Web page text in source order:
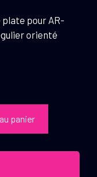
plate pour AR-
orienté
panier